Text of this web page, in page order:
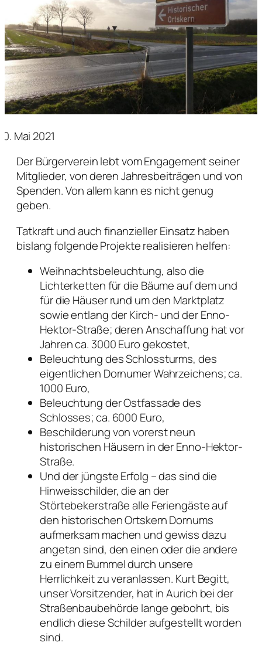
Mai 2021
Der Bürgerverein lebt vom Engagement seiner
Mitglieder, von deren Jahresbeiträgen und von
Spenden. Von allem kann es nicht genug
geben.
Tatkraft und auch finanzieller Einsatz haben
bislang folgende Projekte realisieren helfen:
Weihnachtsbeleuchtung, also die
Lichterketten für die Bäume auf dem und
für die Häuser rund um den Marktplatz
sowie entlang der Kirch- und der Enno-
Hektor-Straße; deren Anschaffung hat vor
Jahren ca. 3000 Euro gekostet,
Beleuchtung des Schlossturms, des
eigentlichen Dornumer Wahrzeichens; ca.
1000 Euro,
Beleuchtung der Ostfassade des
Schlosses; ca. 6000 Euro,
Beschilderung von vorerst neun
historischen Häusern in der Enno-Hektor-
Straße.
Und der jüngste Erfolg – das sind die
Hinweisschilder, die an der
Störtebekerstraße alle Feriengäste auf
den historischen Ortskern Dornums
aufmerksam machen und gewiss dazu
angetan sind, den einen oder die andere
zu einem Bummel durch unsere
Herrlichkeit zu veranlassen. Kurt Begitt,
unser Vorsitzender, hat in Aurich bei der
Straßenbaubehörde lange gebohrt, bis
endlich diese Schilder aufgestellt worden
sind.